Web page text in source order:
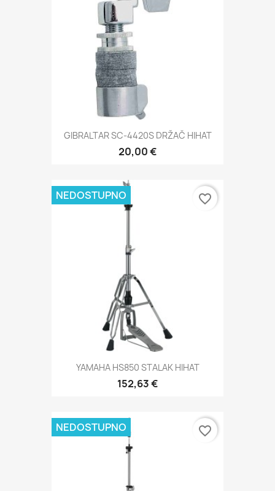
GIBRALTAR SC-4420S DRŽAČ HIHAT
20,00 €
YAMAHA HS850 STALAK HIHAT
152,63 €
NEDOSTUPNO favorite_border
NEDOSTUPNO favorite_border